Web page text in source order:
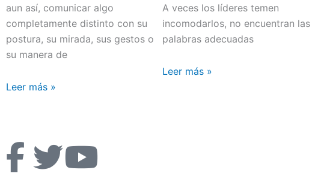
aun así, comunicar algo
completamente distinto con su
postura, su mirada, sus gestos o
su manera de
Leer más »
A veces los líderes temen
incomodarlos, no encuentran las
palabras adecuadas
Leer más »
F
T Y